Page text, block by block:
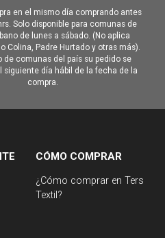
en el mismo día comprando antes
Solo disponible para comunas de
de lunes a sábado. (No aplica
Colina, Padre Hurtado y otras más).
de comunas del país su pedido se
siguiente día hábil de la fecha de la
compra.
CÓMO COMPRAR
¿Cómo comprar en Ters
Textil?